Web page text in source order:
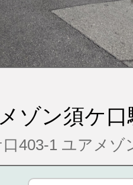
ゾン須ケ口
403-1 ユアメゾ